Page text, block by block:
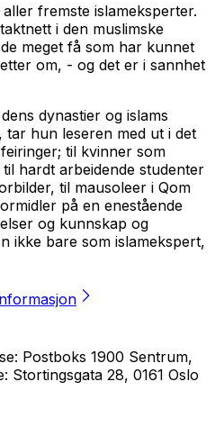
fremste islameksperter.
i den muslimske
meget få som har kunnet
om, - og det er i sannhet
dynastier og islams
hun leseren med ut i det
til kvinner som
hardt arbeidende studenter
til mausoleer i Qom
på en enestående
og kunnskap og
ikke bare som islamekspert,
Postboks 1900 Sentrum,
Stortingsgata 28, 0161 Oslo